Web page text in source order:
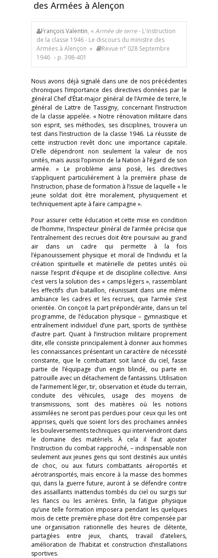
des Armées à Alençon
François Valentin, « Armée de terre- L'instruction
de la classe 1946 - Le discours du ministre des
Armées à Alençon »
Revue n° 028 Septembre
1946 - p. 398-401
Nous avons déjà signalé dans une de nos précédentes
chroniques l’importance des directives données par le
général Chef d’État-major général de l’Armée de terre, le
général de Lattre de Tassigny, concernant l’instruction
de la classe appelée. « Notre rénovation militaire dans
son esprit, ses méthodes, ses disciplines, trouvera un
test dans l’instruction de la classe 1946. La réussite de
cette instruction revêt donc une importance capitale.
D’elle dépendront non seulement la valeur de nos
unités, mais aussi l’opinion de la Nation à l’égard de son
armée. » Le problème ainsi posé, les directives
s’appliquent particulièrement à la première phase de
l’instruction, phase de formation à l’issue de laquelle « le
jeune soldat doit être moralement, physiquement et
techniquement apte à faire campagne ».
Pour assurer cette éducation et cette mise en condition
de l’homme, l’Inspecteur général de l’armée précise que
l’entraînement des recrues doit être poursuivi au grand
air dans un cadre qui permette à la fois
l’épanouissement physique et moral de l’individu et la
création spirituelle et matérielle de petites unités où
naisse l’esprit d’équipe et de discipline collective. Ainsi
c’est vers la solution des « camps légers », rassemblant
les effectifs d’un bataillon, réunissant dans une même
ambiance les cadres et les recrues, que l’armée s’est
orientée. On conçoit la part prépondérante, dans un tel
programme, de l’éducation physique – gymnastique et
entraînement individuel d’une part, sports de synthèse
d’autre part. Quant à l’instruction militaire proprement
dite, elle consiste principalement à donner aux hommes
les connaissances présentant un caractère de nécessité
constante, que le combattant soit lancé du ciel, fasse
partie de l’équipage d’un engin blindé, ou parte en
patrouille avec un détachement de fantassins. Utilisation
de l’armement léger, tir, observation et étude du terrain,
conduite des véhicules, usage des moyens de
transmissions, sont des matières où les notions
assimilées ne seront pas perdues pour ceux qui les ont
apprises, quels que soient lors des prochaines années
les bouleversements techniques qui interviendront dans
le domaine des matériels. À cela il faut ajouter
l’instruction du combat rapproché, – indispensable non
seulement aux jeunes gens qui sont destinés aux unités
de choc, ou aux futurs combattants aéroportés et
aérotransportés, mais encore à la masse des hommes
qui, dans la guerre future, auront à se défendre contre
des assaillants inattendus tombés du ciel ou surgis sur
les flancs ou les arrières. Enfin, la fatigue physique
qu’une telle formation imposera pendant les quelques
mois de cette première phase doit être compensée par
une organisation rationnelle des heures de détente,
partagées entre jeux, chants, travail d’ateliers,
amélioration de l’habitat et construction d’installations
sportives.